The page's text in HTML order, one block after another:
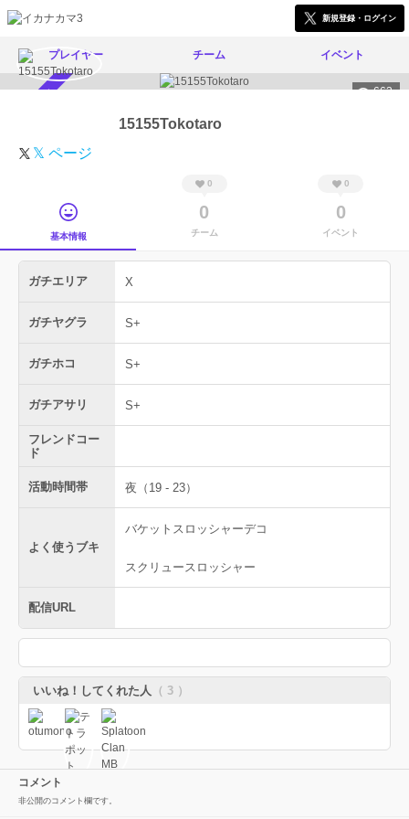
新規登録・ログイン
プレイヤー チーム イベント
663
15155Tokotaro
𝕏 ページ
基本情報
0
0
チーム
0
0
イベント
ガチエリア X
ガチヤグラ S+
ガチホコ S+
ガチアサリ S+
フレンドコー
ド
活動時間帯 夜（19 - 23）
よく使うブキ
バケットスロッシャーデコ
スクリュースロッシャー
配信URL
いいね！してくれた人 （ 3 ）
コメント
非公開のコメント欄です。